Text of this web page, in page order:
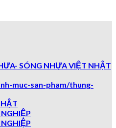
SÓNG NHỰA VIỆT NHẬT
muc-san-pham/thung-